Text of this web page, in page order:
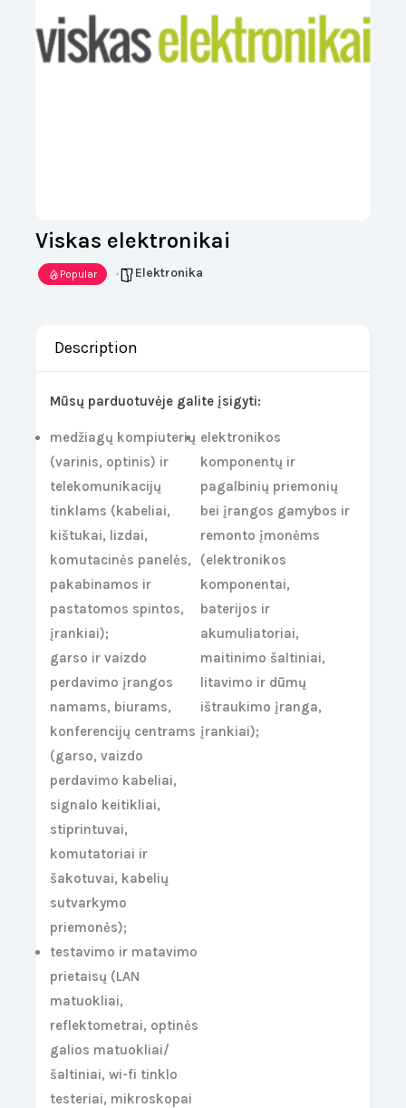
Viskas elektronikai
Popular Elektronika
Description
Mūsų parduotuvėje galite įsigyti:
medžiagų kompiuterių
(varinis, optinis) ir
telekomunikacijų
tinklams (kabeliai,
kištukai, lizdai,
komutacinės panelės,
pakabinamos ir
pastatomos spintos,
įrankiai);
garso ir vaizdo
perdavimo įrangos
namams, biurams,
konferencijų centrams
(garso, vaizdo
perdavimo kabeliai,
signalo keitikliai,
stiprintuvai,
komutatoriai ir
šakotuvai, kabelių
sutvarkymo
priemonės);
elektronikos
komponentų ir
pagalbinių priemonių
bei įrangos gamybos ir
remonto įmonėms
(elektronikos
komponentai,
baterijos ir
akumuliatoriai,
maitinimo šaltiniai,
litavimo ir dūmų
ištraukimo įranga,
įrankiai);
testavimo ir matavimo
prietaisų (LAN
matuokliai,
reflektometrai, optinės
galios matuokliai/
šaltiniai, wi-fi tinklo
testeriai, mikroskopai